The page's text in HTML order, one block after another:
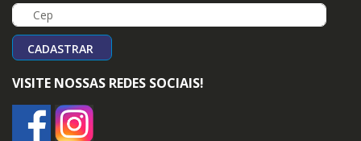
CADASTRAR
VISITE NOSSAS REDES SOCIAIS!